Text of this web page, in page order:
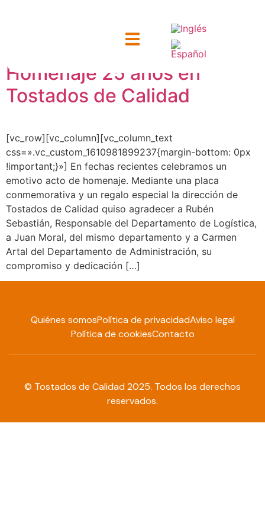
Homenaje
Homenaje 25 años en
Tostados de Calidad
[vc_row][vc_column][vc_column_text
css=».vc_custom_1610981899237{margin-bottom: 0px
!important;}»] En fechas recientes celebramos un
emotivo acto de homenaje. Mediante una placa
conmemorativa y un regalo especial la dirección de
Tostados de Calidad quiso agradecer a Rubén
Sebastián, Responsable del Departamento de Logística,
a Juan Moral, del mismo departamento y a Carmen
Artal del Departamento de Administración, su
compromiso y dedicación […]
Quiénes somosPolítica de privacidadAviso legal
Política de cookiesContacto
© Tostados de Calidad 2025. Todos los derechos
reservados.